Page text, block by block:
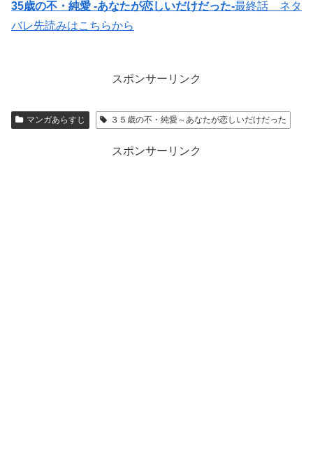
35歳の不・純愛 -あなたが恋しいだけだった-最終話 ネタ
バレ先読みはこちらから
スポンサーリンク
マンガあらすじ ３５歳の不・純愛～あなたが恋しいだけだった
スポンサーリンク